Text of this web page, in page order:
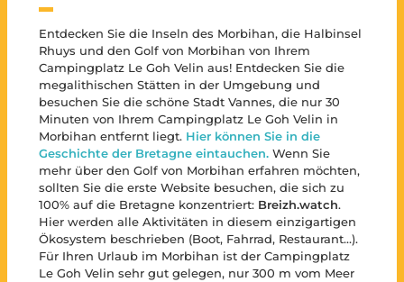
Entdecken Sie die Inseln des Morbihan, die Halbinsel
Rhuys und den Golf von Morbihan von Ihrem
Campingplatz Le Goh Velin aus! Entdecken Sie die
megalithischen Stätten in der Umgebung und
besuchen Sie die schöne Stadt Vannes, die nur 30
Minuten von Ihrem Campingplatz Le Goh Velin in
Morbihan entfernt liegt. Hier können Sie in die
Geschichte der Bretagne eintauchen. Wenn Sie
mehr über den Golf von Morbihan erfahren möchten,
sollten Sie die erste Website besuchen, die sich zu
100% auf die Bretagne konzentriert: Breizh.watch.
Hier werden alle Aktivitäten in diesem einzigartigen
Ökosystem beschrieben (Boot, Fahrrad, Restaurant…).
Für Ihren Urlaub im Morbihan ist der Campingplatz
Le Goh Velin sehr gut gelegen, nur 300 m vom Meer